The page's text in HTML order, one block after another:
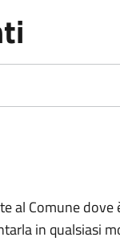
al Comune
in qualsiasi